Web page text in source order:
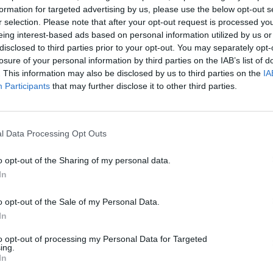
for targeted advertising by us, please use the below opt-out
selection. Please note that after your opt-out request is processed
interest-based ads based on personal information utilized by us
to third parties prior to your opt-out. You may separately
of your personal information by third parties on the IAB’s list of
This information may also be disclosed by us to third parties on the
Participants that may further disclose it to other third parties.
Data Processing Opt Outs
opt-out of the Sharing of my personal data.
opt-out of the Sale of my Personal Data.
opt-out of processing my Personal Data for Targeted
HÍRLISTA
csíkszéki
tanuszoda
alapozása
CSÍKSZÉK
HÍRLISTA